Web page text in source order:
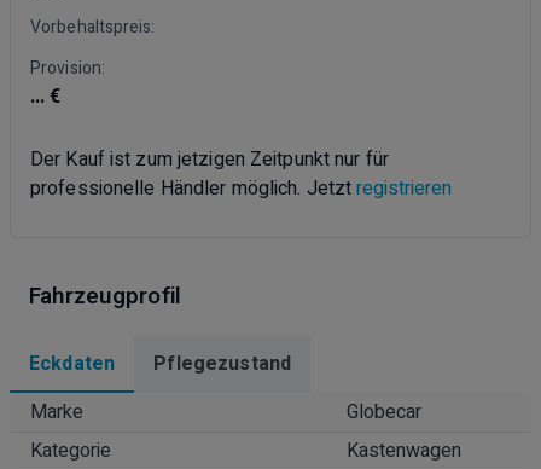
Vorbehaltspreis:
Provision:
... €
Der Kauf ist zum jetzigen Zeitpunkt nur für
professionelle Händler möglich. Jetztregistrieren
Fahrzeugprofil
Eckdaten
Pflegezustand
Marke
Globecar
Kategorie
Kastenwagen